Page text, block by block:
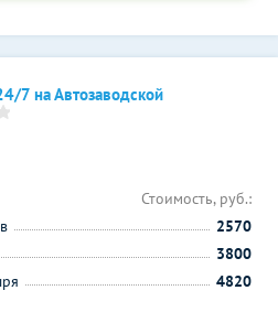
7 на Автозаводской
Стоимость, руб.:
2570
3800
4820